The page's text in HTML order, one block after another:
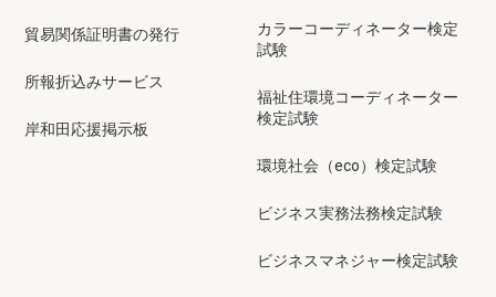
貿易関係証明書の発行
所報折込みサービス
岸和田応援掲示板
カラーコーディネーター検定
試験
福祉住環境コーディネーター
検定試験
環境社会（eco）検定試験
ビジネス実務法務検定試験
ビジネスマネジャー検定試験